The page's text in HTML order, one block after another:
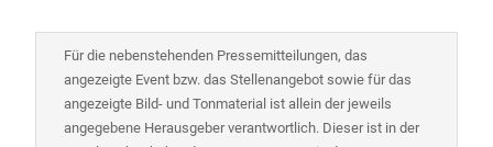
Für die nebenstehenden Pressemitteilungen, das
angezeigte Event bzw. das Stellenangebot sowie für das
angezeigte Bild- und Tonmaterial ist allein der jeweils
angegebene Herausgeber verantwortlich. Dieser ist in der